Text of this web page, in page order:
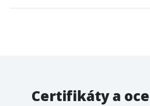
Certifikáty a